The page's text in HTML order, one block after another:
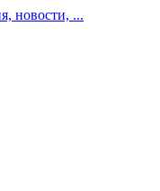
новости, ...